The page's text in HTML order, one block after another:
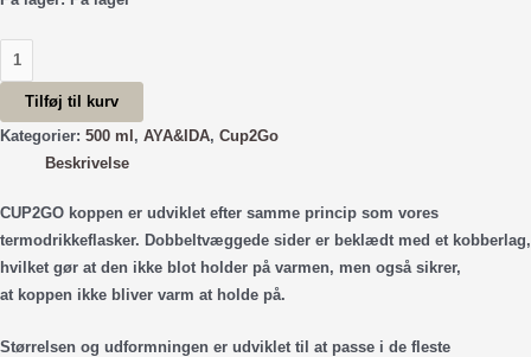
Cup2Go
-
Lavender
500
Tilføj til kurv
Kategorier: 500 ml , AYA&IDA, Cup2Go
Beskrivelse
CUP2GO koppen er udviklet efter samme princip som vores
termodrikkeflasker. Dobbeltvæggede sider er beklædt med et kobberlag,
hvilket gør at den ikke blot holder på varmen, men også sikrer,
at koppen ikke bliver varm at holde på.
Størrelsen og udformningen er udviklet til at passe i de fleste